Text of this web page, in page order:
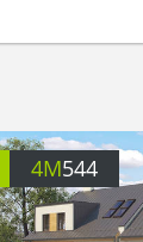
4M544